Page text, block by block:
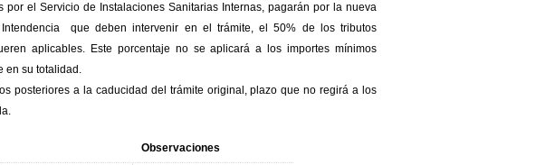
el Servicio de Instalaciones Sanitarias Internas, pagarán por la nueva
que deben intervenir en el trámite, el 50% de los tributos
aplicables. Este porcentaje no se aplicará a los importes mínimos
en su totalidad.
posteriores a la caducidad del trámite original, plazo que no regirá a los
Observaciones